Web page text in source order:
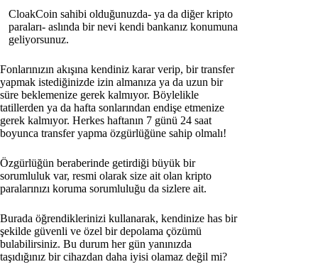
CloakCoin sahibi olduğunuzda- ya da diğer kripto
paraları- aslında bir nevi kendi bankanız konumuna
geliyorsunuz.
Fonlarınızın akışına kendiniz karar verip, bir transfer
yapmak istediğinizde izin almanıza ya da uzun bir
süre beklemenize gerek kalmıyor. Böylelikle
tatillerden ya da hafta sonlarından endişe etmenize
gerek kalmıyor. Herkes haftanın 7 günü 24 saat
boyunca transfer yapma özgürlüğüne sahip olmalı!
Özgürlüğün beraberinde getirdiği büyük bir
sorumluluk var, resmi olarak size ait olan kripto
paralarınızı koruma sorumluluğu da sizlere ait.
Burada öğrendiklerinizi kullanarak, kendinize has bir
şekilde güvenli ve özel bir depolama çözümü
bulabilirsiniz. Bu durum her gün yanınızda
taşıdığınız bir cihazdan daha iyisi olamaz değil mi?